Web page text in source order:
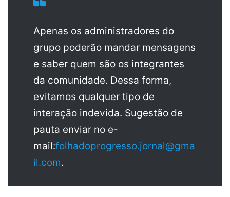
Apenas os administradores do
grupo poderão mandar mensagens
e saber quem são os integrantes
da comunidade. Dessa forma,
evitamos qualquer tipo de
interação indevida. Sugestão de
pauta enviar no e-
mail:folhadoprogresso.jornal@gma
il.com.